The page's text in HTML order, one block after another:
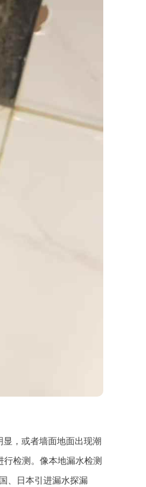
，或者墙面地面出现潮
检测。像本地漏水检测
、日本引进漏水探漏